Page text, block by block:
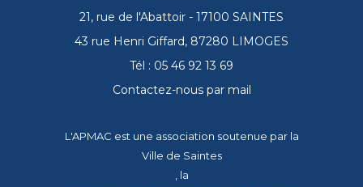
21, rue de l'Abattoir - 17100 SAINTES
43 rue Henri Giffard, 87280 LIMOGES
Tél : 05 46 92 13 69
Contactez-nous par mail
L'APMAC est une association soutenue par la
Ville de Saintes
, la